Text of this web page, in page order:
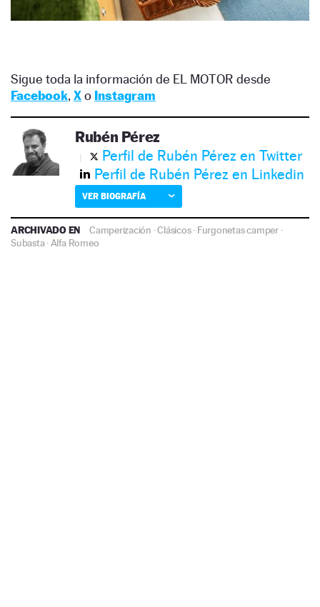
Sigue toda la información de EL MOTOR desde
Facebook, Xo Instagram
Rubén Pérez
Perfil de Rubén Pérez en Twitter
Perfil de Rubén Pérez en Linkedin
VER BIOGRAFÍA
ARCHIVADO EN Camperización ·Clásicos· Furgonetas camper·
Subasta· Alfa Romeo